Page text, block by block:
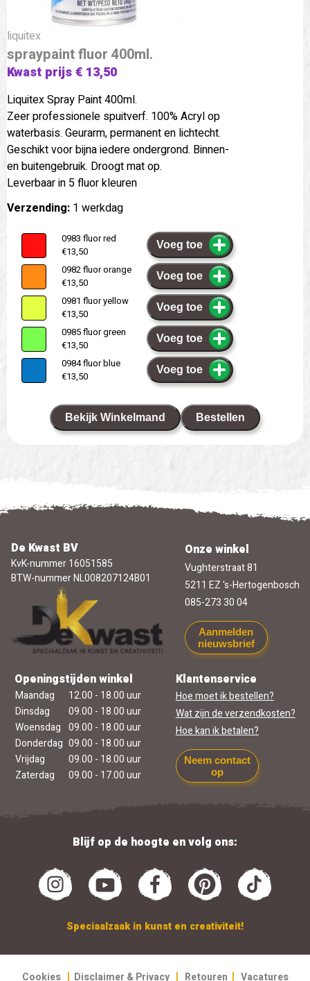
liquitex
spraypaint fluor 400ml.
Kwast prijs € 13,50
Liquitex Spray Paint 400ml.
Zeer professionele spuitverf. 100% Acryl op
waterbasis. Geurarm, permanent en lichtecht.
Geschikt voor bijna iedere ondergrond. Binnen-
en buitengebruik. Droogt mat op.
Leverbaar in 5 fluor kleuren
Verzending: 1 werkdag
0983 fluor red
€13,50
Voeg toe
0982 fluor orange
€13,50
Voeg toe
0981 fluor yellow
€13,50
Voeg toe
0985 fluor green
€13,50
Voeg toe
0984 fluor blue
€13,50
Voeg toe
Bekijk Winkelmand Bestellen
De Kwast BV
KvK-nummer 16051585
BTW-nummer NL008207124B01
Onze winkel
Vughterstraat 81
5211 EZ 's-Hertogenbosch
085-273 30 04
Aanmelden
nieuwsbrief
Openingstijden winkel
Maandag
12.00 - 18.00 uur
Dinsdag
09.00 - 18.00 uur
Woensdag 09.00 - 18.00 uur
Donderdag 09.00 - 18.00 uur
Vrijdag
09.00 - 18.00 uur
Zaterdag
09.00 - 17.00 uur
Klantenservice
Hoe moet ik bestellen?
Wat zijn de verzendkosten?
Hoe kan ik betalen?
Neem contact
op
Blijf op de hoogte en volg ons:
Speciaalzaak in kunst en creativiteit!
Cookies | Disclaimer & Privacy | Retouren | Vacatures